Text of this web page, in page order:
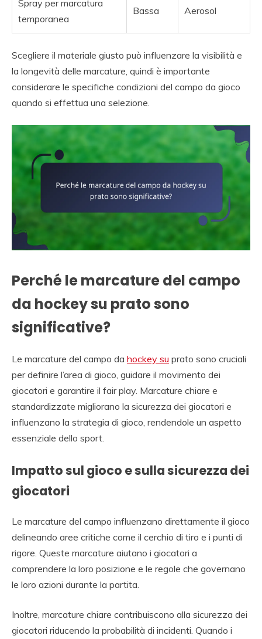
Spray per marcatura
temporanea
Bassa Aerosol
Scegliere il materiale giusto può influenzare la visibilità e
la longevità delle marcature, quindi è importante
considerare le specifiche condizioni del campo da gioco
quando si effettua una selezione.
Perché le marcature del campo
da hockey su prato sono
significative?
Le marcature del campo da hockey su prato sono cruciali
per definire l’area di gioco, guidare il movimento dei
giocatori e garantire il fair play. Marcature chiare e
standardizzate migliorano la sicurezza dei giocatori e
influenzano la strategia di gioco, rendendole un aspetto
essenziale dello sport.
Impatto sul gioco e sulla sicurezza dei
giocatori
Le marcature del campo influenzano direttamente il gioco
delineando aree critiche come il cerchio di tiro e i punti di
rigore. Queste marcature aiutano i giocatori a
comprendere la loro posizione e le regole che governano
le loro azioni durante la partita.
Inoltre, marcature chiare contribuiscono alla sicurezza dei
giocatori riducendo la probabilità di incidenti. Quando i